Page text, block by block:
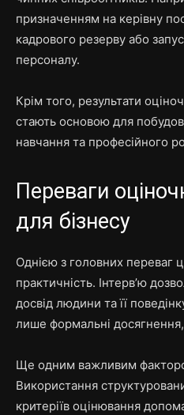
призначенням на керівну
кадрового резерву або
персоналу.
Крім того, результати
стають основою для
навчання та професійного
Переваги
для бізнесу
Однією з головних переваг
практичність. Інтерв’ю
досвід людини та її
лише формальні
Ще одним важливим
Використання
критеріїв оцінювання